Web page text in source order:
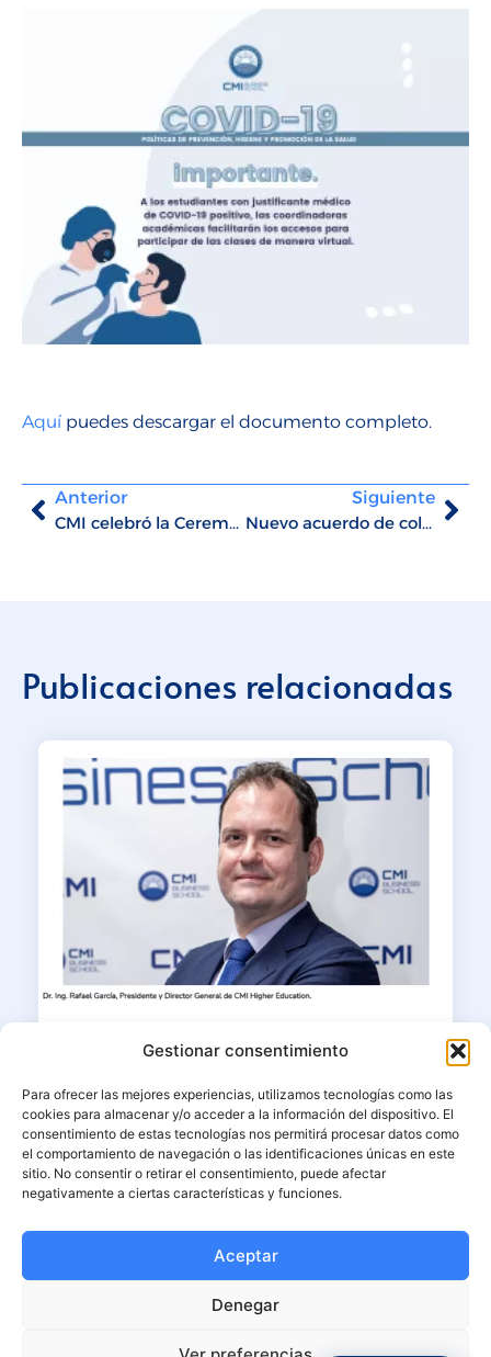
Gestionar consentimiento
Para ofrecer las mejores experiencias, utilizamos tecnologías como las
cookies para almacenar y/o acceder a la información del dispositivo. El
consentimiento de estas tecnologías nos permitirá procesar datos como
el comportamiento de navegación o las identificaciones únicas en este
sitio. No consentir o retirar el consentimiento, puede afectar
negativamente a ciertas características y funciones.
Aceptar
Denegar
Aquípuedes descargar el documento completo.
Anterior
CMI celebró la Ceremonia de Graduación 2021
Siguiente
Nuevo acuerdo de colaboración con la Asociación de Mujeres Empresarias Iberoamericanas
Publicaciones relacionadas
23/06/2026
Corresponsables: “La educación
superior debe formar líderes capaces
de unir ciencia, ética e impacto”
El presidente fundador y decano de CMI
Higher Education reflexiona
LEER MÁS